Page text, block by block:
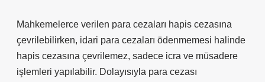
Mahkemelerce verilen para cezaları hapis cezasına
çevrilebilirken, idari para cezaları ödenmemesi halinde
hapis cezasına çevrilemez, sadece icra ve müsadere
işlemleri yapılabilir. Dolayısıyla para cezası